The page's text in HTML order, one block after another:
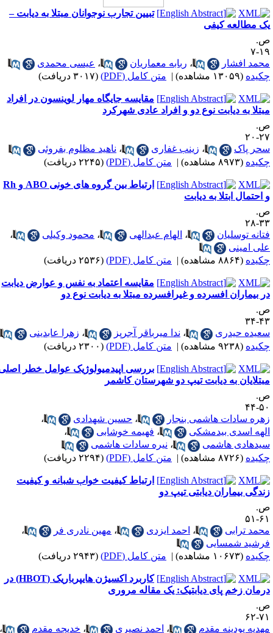
تبیین تجارب نوجوانان مبتلا به دیابت –
مطالعه کیفی
۷
افشار
،ربابه معماریان ،عیسی محمدی
(۱۳۰۵۹ مشاهده) | متن کامل (PDF) (۳۰۱۷ دریافت)
مقایسه جایگاه مهار لوینسون در افراد
به دیابت نوع دو و افراد عادی شهرکرد
۲۰
پاک
،زینب غفاری ،ناهید مظلوم بفروئی
(۸۹۷۳ مشاهده) | متن کامل (PDF) (۲۲۴۵ دریافت)
ارتباط بین گروه های خونی ABO و Rh
احتمال ابتلا به دیابت
۲۸
توسلیان
،الهام عبدالهی ،محمود وکیلی
،
امینی
(۸۸۶۴ مشاهده) | متن کامل (PDF) (۲۵۳۶ دریافت)
مقایسه اعتماد به نفس و عوارض دیابت
بیماران افسرده و غیرافسرده مبتلا به دیابت نوع دو
۳۴
حیدری
،ندا میرباقر آجرپز ،زهرا عابدینی
(۹۲۳۸ مشاهده) | متن کامل (PDF) (۲۳۰۰ دریافت)
بررسی اپیدمیولوژیک عوامل خطر اصلی
به دیابت تیپ دو شهرستان کاشمر
۴۴
سادات هاشمی بنجار
،حسین شهدادی
،
اسدی بیدمشکی
،فهیمه خوشابی
،
هاشمی
،نیره سادات هاشمی
(۸۷۲۶ مشاهده) | متن کامل (PDF) (۲۲۹۴ دریافت)
ارتباط کیفیت خواب شبانه و کیفیت
بیماران دیابتی تیپ دو
۵۱
ترابی
،احمد ایزدی ،مهین نادری فر
،
شمسایی
(۱۰۶۷۳ مشاهده) | متن کامل (PDF) (۲۹۴۳ دریافت)
کاربرد اکسیژن هایپرباریک (HBOT) در
زخم پای دیابتیک: یک مقاله مروری
۶۲
پودینه مقدم
،احمد نصیری ،خدیجه مقدم ،